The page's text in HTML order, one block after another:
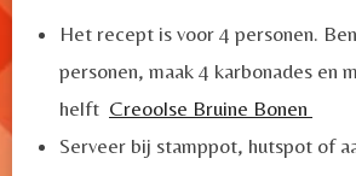
Het recept is voor 4 personen.
personen, maak 4 karbonades en
helft Creoolse Bruine Bonen
Serveer bij stamppot, hutspot of